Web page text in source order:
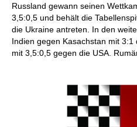
Russland gewann seinen
3,5:0,5 und behält die
die Ukraine antreten. In den
Indien gegen Kasachstan mit
mit 3,5:0,5 gegen die USA.